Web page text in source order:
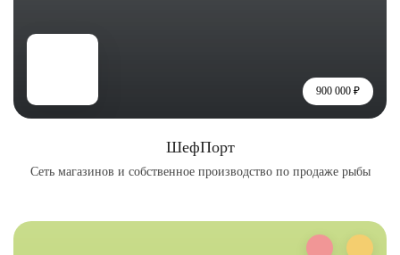
900 000 ₽
ШефПорт
Сеть магазинов и собственное производство по продаже рыбы